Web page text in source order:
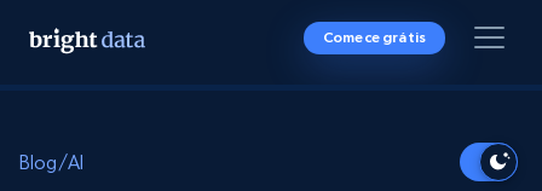
Comece grátis
Blog/AI